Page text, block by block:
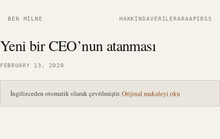
BEN MILNE HAKKINDAVERILERARAAPIRSS
Yeni bir CEO’nun atanması
FEBRUARY 13, 2020
İngilizceden otomatik olarak çevrilmiştir.Orijinal makaleyi oku